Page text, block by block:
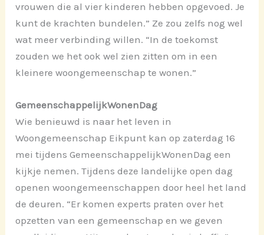
vrouwen die al vier kinderen hebben opgevoed. Je
kunt de krachten bundelen.” Ze zou zelfs nog wel
wat meer verbinding willen. “In de toekomst
zouden we het ook wel zien zitten om in een
kleinere woongemeenschap te wonen.”
GemeenschappelijkWonenDag
Wie benieuwd is naar het leven in
Woongemeenschap Eikpunt kan op zaterdag 16
mei tijdens GemeenschappelijkWonenDag een
kijkje nemen. Tijdens deze landelijke open dag
openen woongemeenschappen door heel het land
de deuren. “Er komen experts praten over het
opzetten van een gemeenschap en we geven